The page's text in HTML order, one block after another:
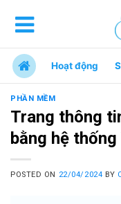
Hoạt động
PHẦN MỀM
Trang thông
bằng hệ
POSTED ON 22/04/2024 BY